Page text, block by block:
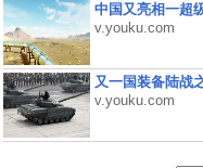
中国又亮相一超
v.youku.com
又一国装备陆战
v.youku.com